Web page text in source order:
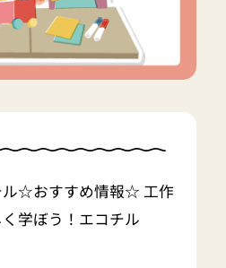
ル☆おすすめ情報☆ 工作
学ぼう！エコチル